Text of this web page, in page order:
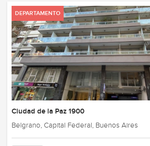
DEPARTAMENTO
Ciudad de la Paz 1900
Belgrano, Capital Federal, Buenos Aires